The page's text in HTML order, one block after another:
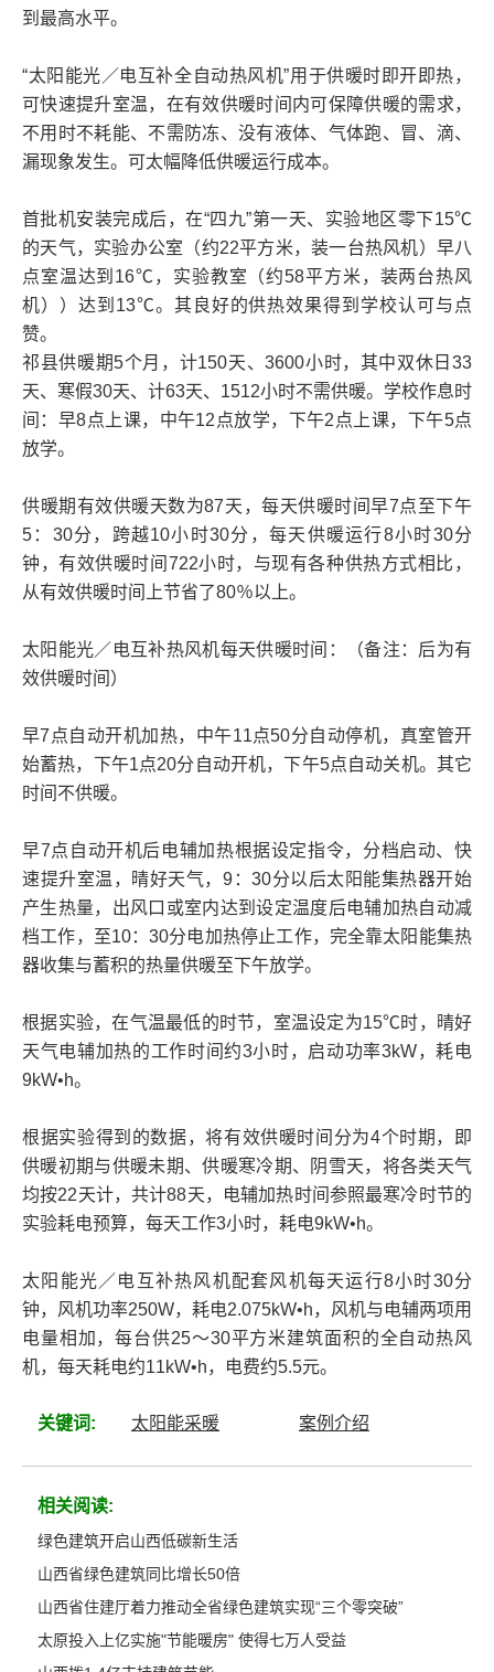
到最高水平。
“太阳能光／电互补全自动热风机”用于供暖时即开即热，
可快速提升室温，在有效供暖时间内可保障供暖的需求，
不用时不耗能、不需防冻、没有液体、气体跑、冒、滴、
漏现象发生。可太幅降低供暖运行成本。
首批机安装完成后，在“四九”第一天、实验地区零下15℃
的天气，实验办公室（约22平方米，装一台热风机）早八
点室温达到16℃，实验教室（约58平方米，装两台热风
机））达到13℃。其良好的供热效果得到学校认可与点
赞。
祁县供暖期5个月，计150天、3600小时，其中双休日33
天、寒假30天、计63天、1512小时不需供暖。学校作息时
间：早8点上课，中午12点放学，下午2点上课，下午5点
放学。
供暖期有效供暖天数为87天，每天供暖时间早7点至下午
5：30分，跨越10小时30分，每天供暖运行8小时30分
钟，有效供暖时间722小时，与现有各种供热方式相比，
从有效供暖时间上节省了80％以上。
太阳能光／电互补热风机每天供暖时间：（备注：后为有
效供暖时间）
早7点自动开机加热，中午11点50分自动停机，真室管开
始蓄热，下午1点20分自动开机，下午5点自动关机。其它
时间不供暖。
早7点自动开机后电辅加热根据设定指令，分档启动、快
速提升室温，晴好天气，9：30分以后太阳能集热器开始
产生热量，出风口或室内达到设定温度后电辅加热自动减
档工作，至10：30分电加热停止工作，完全靠太阳能集热
器收集与蓄积的热量供暖至下午放学。
根据实验，在气温最低的时节，室温设定为15℃时，晴好
天气电辅加热的工作时间约3小时，启动功率3kW，耗电
9kW•h。
根据实验得到的数据，将有效供暖时间分为4个时期，即
供暖初期与供暖未期、供暖寒冷期、阴雪天，将各类天气
均按22天计，共计88天，电辅加热时间参照最寒冷时节的
实验耗电预算，每天工作3小时，耗电9kW•h。
太阳能光／电互补热风机配套风机每天运行8小时30分
钟，风机功率250W，耗电2.075kW•h，风机与电辅两项用
电量相加，每台供25～30平方米建筑面积的全自动热风
机，每天耗电约11kW•h，电费约5.5元。
关键词: 太阳能采暖 案例介绍
相关阅读:
绿色建筑开启山西低碳新生活
山西省绿色建筑同比增长50倍
山西省住建厅着力推动全省绿色建筑实现“三个零突破”
太原投入上亿实施"节能暖房" 使得七万人受益